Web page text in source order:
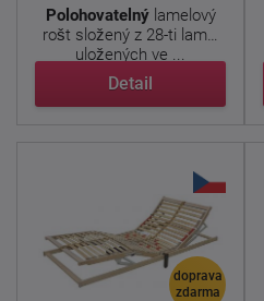
Polohovatelný lamelový
rošt složený z 28-ti lamel
uložených ve ...
Detail
doprava
zdarma